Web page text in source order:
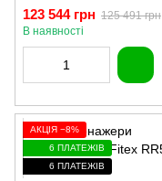
123 544 грн 125 491 грн
В наявності
АКЦІЯ −8%
6 ПЛАТЕЖІВ
6 ПЛАТЕЖІВ